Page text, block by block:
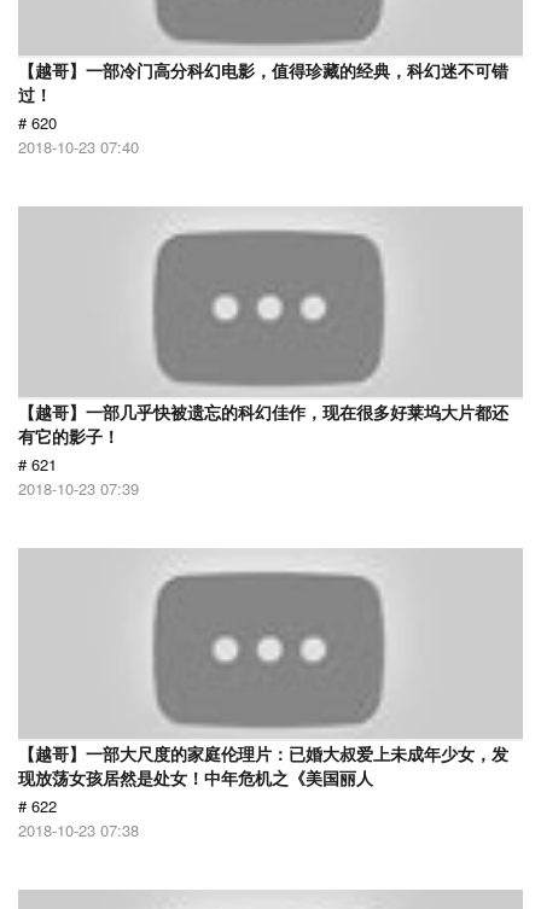
【越哥】一部冷门高分科幻电影，值得珍藏的经典，科幻迷不可错
过！
# 620
2018-10-23 07:40
【越哥】一部几乎快被遗忘的科幻佳作，现在很多好莱坞大片都还
有它的影子！
# 621
2018-10-23 07:39
【越哥】一部大尺度的家庭伦理片：已婚大叔爱上未成年少女，发
现放荡女孩居然是处女！中年危机之《美国丽人
# 622
2018-10-23 07:38